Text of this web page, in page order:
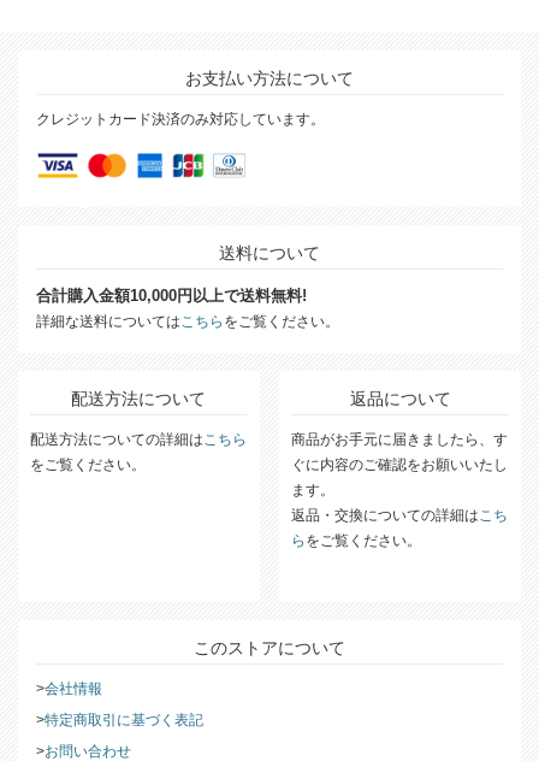
お支払い方法について
クレジットカード決済のみ対応しています。
送料について
合計購入金額10,000円以上で送料無料!
詳細な送料については こちら をご覧ください。
配送方法について
配送方法についての詳細は こちら
をご覧ください。
返品について
商品がお手元に届きましたら、す
ぐに内容のご確認をお願いいたし
ます。
返品・交換についての詳細は こち
ら をご覧ください。
このストアについて
会社情報
特定商取引に基づく表記
お問い合わせ